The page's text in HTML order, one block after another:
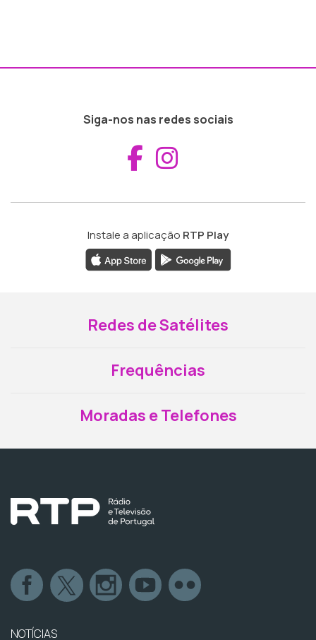
Siga-nos nas redes sociais
Aceder ao
Instale a aplicação RTP Play
Redes de Satélites
Frequências
Moradas e Telefones
NOTÍCIAS